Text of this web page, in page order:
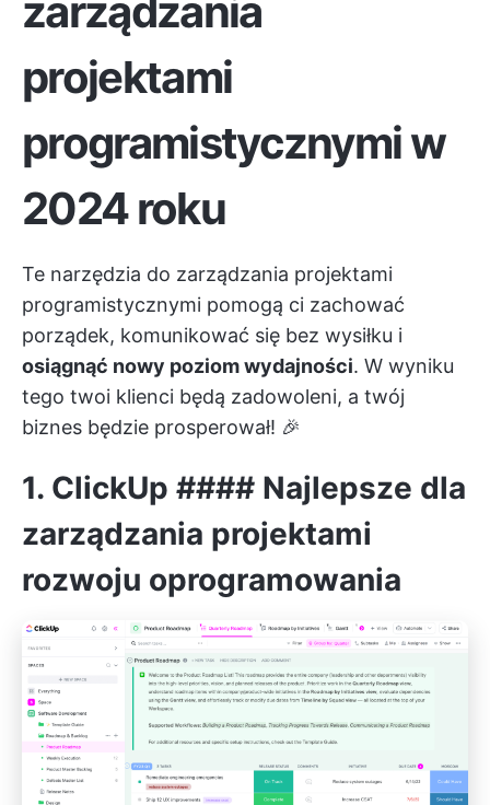
zarządzania
projektami
programistycznymi w
2024 roku
Te narzędzia do zarządzania projektami
programistycznymi pomogą ci zachować
porządek, komunikować się bez wysiłku i
osiągnąć nowy poziom wydajności. W wyniku
tego twoi klienci będą zadowoleni, a twój
biznes będzie prosperował! 🎉
1. ClickUp #### Najlepsze dla
zarządzania projektami
rozwoju oprogramowania